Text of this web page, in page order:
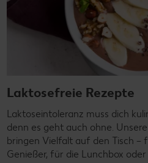
Laktosefreie Rezepte
Laktoseintoleranz muss dich
denn es geht auch ohne.
bringen Vielfalt auf den Tisch –
Genießer, für die Lunchbox